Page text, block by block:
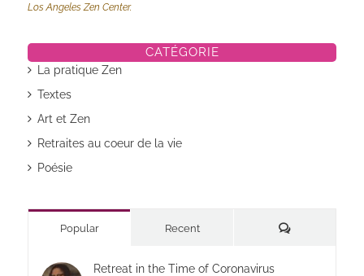
Los Angeles Zen Center.
CATÉGORIE
La pratique Zen
Textes
Art et Zen
Retraites au coeur de la vie
Poésie
Popular Recent Commentaires
Retreat in the Time of Coronavirus